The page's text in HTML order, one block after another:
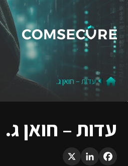
עדות – חואן ג.
עדות – חואן ג.
Facebook
LinkedIn
X